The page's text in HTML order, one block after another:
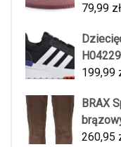
79,99 zł
199,99
BRAX
260,95